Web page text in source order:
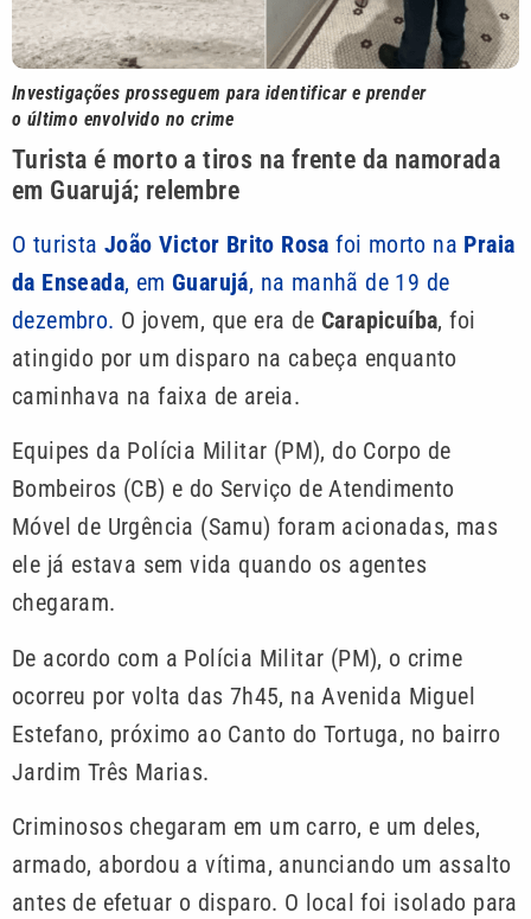
Investigações prosseguem para identificar e prender
o último envolvido no crime
Turista é morto a tiros na frente da namorada
em Guarujá; relembre
O turista João Victor Brito Rosa foi morto na Praia
da Enseada, em Guarujá, na manhã de 19 de
dezembro. O jovem, que era de Carapicuíba, foi
atingido por um disparo na cabeça enquanto
caminhava na faixa de areia.
Equipes da Polícia Militar (PM), do Corpo de
Bombeiros (CB) e do Serviço de Atendimento
Móvel de Urgência (Samu) foram acionadas, mas
ele já estava sem vida quando os agentes
chegaram.
De acordo com a Polícia Militar (PM), o crime
ocorreu por volta das 7h45, na Avenida Miguel
Estefano, próximo ao Canto do Tortuga, no bairro
Jardim Três Marias.
Criminosos chegaram em um carro, e um deles,
armado, abordou a vítima, anunciando um assalto
antes de efetuar o disparo. O local foi isolado para